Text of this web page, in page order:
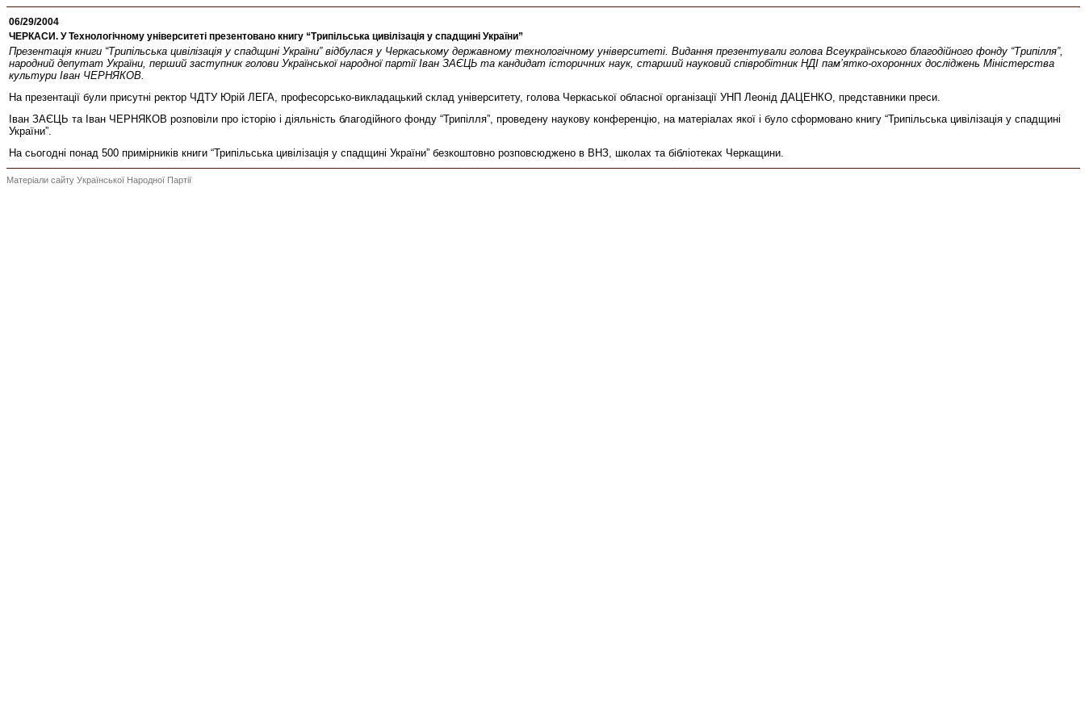
06/29/2004
ЧЕРКАСИ. У Технологічному університеті презентовано книгу “Трипільська цивілізація у спадщині України”
Презентація книги “Трипільська цивілізація у спадщині України” відбулася у Черкаському державному технологічному університеті. Видання презентували голова Всеукраїнського благодійного фонду “Трипілля”,
народний депутат України, перший заступник голови Української народної партії Іван ЗАЄЦЬ та кандидат історичних наук, старший науковий співробітник НДІ пам’ятко-охоронних досліджень Міністерства
культури Іван ЧЕРНЯКОВ.
На презентації були присутні ректор ЧДТУ Юрій ЛЕГА, професорсько-викладацький склад університету, голова Черкаської обласної організації УНП Леонід ДАЦЕНКО, представники преси.
Іван ЗАЄЦЬ та Іван ЧЕРНЯКОВ розповіли про історію і діяльність благодійного фонду “Трипілля”, проведену наукову конференцію, на матеріалах якої і було сформовано книгу “Трипільська цивілізація у спадщині
України”.
На сьогодні понад 500 примірників книги “Трипільська цивілізація у спадщині України” безкоштовно розповсюджено в ВНЗ, школах та бібліотеках Черкащини.
Матеріали сайту Української Народної Партії